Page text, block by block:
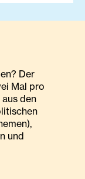
Der
Mal pro
den
und